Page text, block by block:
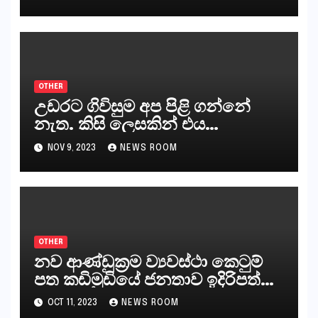
නියෝජිතයින්
OTHER
උඩරට ගිවිසුම අප පිළි ගන්නේ
නැත. කිසි ලෙසකින් එය
නීත්‍යානුකූල ලියවිල්ලක් නො වේ.
සිංහල ප්‍රතිපත්ති කේන්ද්‍රයෙන්
ජනාධිපති දැන් වූ ලිපියෙන්
කියනවාටත් වඩා අයිතියක් බෞද්ධ
NOV 9, 2023 NEWS ROOM
OTHER
නව ආණ්ඩුක්‍රම ව්‍යවස්ථා කෙටුම්
පත කඩිමුඩියේ ජනතාව ඉදිරිපත්
කරන්නේ?
OCT 11, 2023 NEWS ROOM